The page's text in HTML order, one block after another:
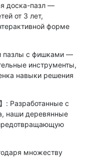
доска-пазл —
от 3 лет,
форме
пазлы с фишками —
инструменты,
навыки решения
: Разработанные с
наши деревянные
множеству